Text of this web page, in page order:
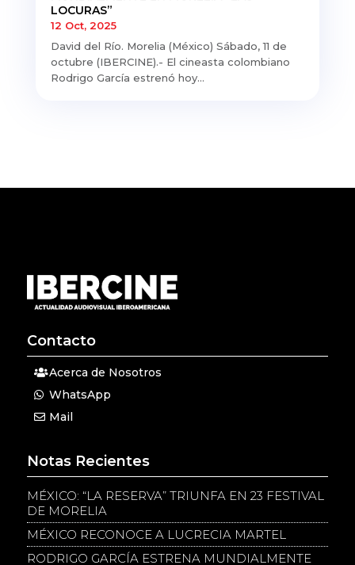
LOCURAS”
12 Oct, 2025
David del Río. Morelia (México) Sábado, 11 de
octubre (IBERCINE).- El cineasta colombiano
Rodrigo García estrenó hoy...
Contacto
Acerca de Nosotros
WhatsApp
Mail
Notas Recientes
MÉXICO: “LA RESERVA” TRIUNFA EN 23 FESTIVAL
DE MORELIA
MÉXICO RECONOCE A LUCRECIA MARTEL
RODRIGO GARCÍA ESTRENA MUNDIALMENTE